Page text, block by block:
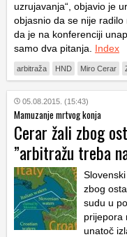
uzrujavanja“, objavio je
objasnio da se nije
da je na konferenciji
samo dva pitanja. Index
arbitraža HND Miro Cerar
05.08.2015. (15:43)
Mamuzanje mrtvog konja
Cerar žali zbog
”arbitražu treba
zbog
sudu u
prijepora
unatoč